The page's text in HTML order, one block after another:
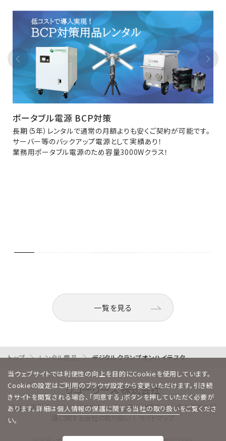
ポータブル電源 BCP対策
長期（5年）レンタルで通常の月額よりも安くご契約が可能です。
サーバー等のバックアップ電源として実績あり！
業務用ポータブル電源のため容量3000Wクラス！
一覧を見る
トップ レンタル商品 デジタルクランプオンハイテスタ
反社会的勢力に対する基本方針｜個人情報保護方針｜個人情報の保
護に関する当社の取り扱い｜サイトマップ
当ウェブサイトでは利便性の向上を目的にCookieを使用しています。
Cookieの設定はご利用のブラウザ設定から変更いただけます。引き続
きサイトを閲覧される場合、「同意する」ボタンを押していただく必要が
あります。詳細は個人情報の保護に関する当社の取り扱いをご覧くださ
い。